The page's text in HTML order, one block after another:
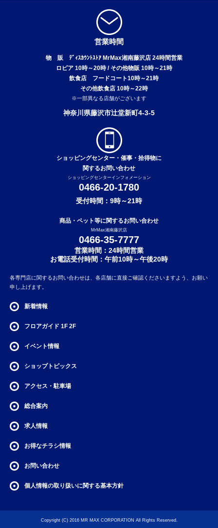
営業時間
物 販 ﾃﾞｨｽｶｳﾝﾄｽﾄｱ MrMax湘南藤沢店 24時間営業
ロピア 10時～20時 / その他物販 10時～21時
飲食店 フードコート10時～21時
その他飲食店 10時～22時
※一部異なる店舗がございます
神奈川県藤沢市辻堂新町4-3-5
ショッピングセンター・催事・拾得物に
関するお問い合わせ
ショッピングセンターインフォメーション
0466-20-1780
受付時間：9時～21時
商品・ペット等に関するお問い合わせ
MrMax湘南藤沢店
0466-35-7777
営業時間：24時間営業
お電話受付時間：午前10時～午後20時
各専門店に関するお問い合わせは、各店舗に直接ご確認くださいますよう、お願い
申し上げます。
新着情報
フロアガイド 1F 2F
イベント情報
ショップトピックス
アクセス・駐車場
総合案内
求人情報
お得なチラシ情報
お問い合わせ
個人情報の取り扱いに関する基本方針
Copyright (C) 2016 MR MAX CORPORATION All Rights Reserved.